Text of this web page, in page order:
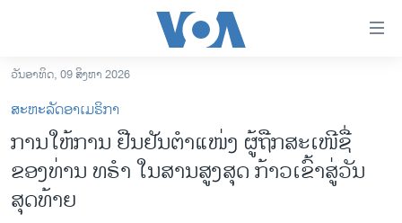
ເຂົ້າ
ຫາ
ຂ້າມ
ຂ້າມ
ໄປ
ຫາ
ອາເມຣິກາ
ການເລືອກຕັ້ງ ປະທານາທີບໍດີ ສະຫະລັດ 2024
ວັນອາທິດ, 09 ສິງຫາ 2026
ສະຫະລັດອາເມຣິກາ
ການໃຫ້ການ ຢືນຢັນຕຳແໜ່ງ ຜູ້ຖືກສະເໜີຊື່
ຂອງທ່ານ ທຣຳ ໃນສານສູງສຸດ ກ້າວເຂົ້າສູ່ວັນ
ສຸດທ້າຍ